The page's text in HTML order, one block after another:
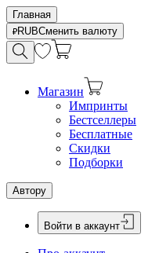
Главная
RUBСменить валюту
Магазин
Импринты
Бестселлеры
Бесплатные
Скидки
Подборки
Автору
Войти в аккаунт